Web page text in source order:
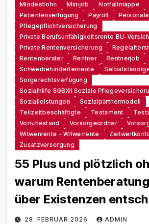
Mindestlohn
Minijob Notfallmappe
Patientenverfügung
Payroll
Pflegepflichtversicherung
Private Berufsunfähigkeitsrente BU-
Private Rentenversicherung
Rentenberater
Rentner Rentnerjob
Schwerbehindertenrente
Sorgerechtsverfügung
Sozialhilfe SGBXII Soziale
Sozialleistungen
Sozialpartnermodell
Teilzeitbeschäftigte
Testament
Vorruhestand
Vorsorgeordner
Witwenrente - Witwerrente
Zusatzversorgung
55 Plus und plötzlich
warum
über Existenzen
28. FEBRUAR 2026 ADMIN